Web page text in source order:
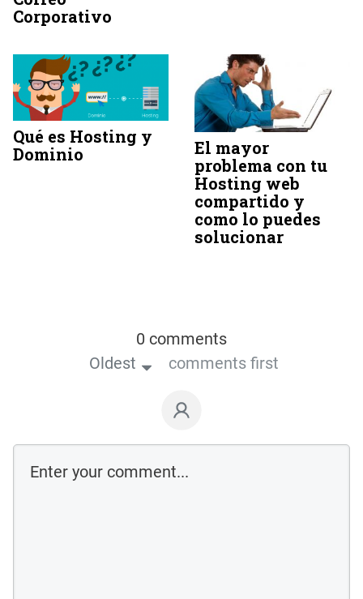
Corporativo
Qué es Hosting y
Dominio
El mayor
problema con tu
Hosting web
compartido y
como lo puedes
solucionar
0 comments
Oldest
comments first